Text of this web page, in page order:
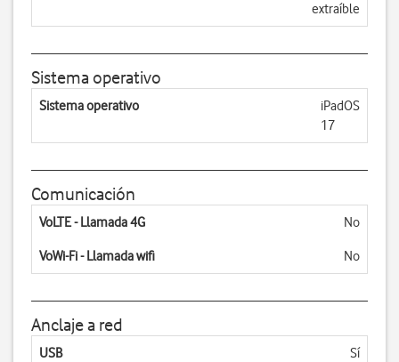
extraíble
Sistema operativo
Sistema operativo
iPadOS
17
Comunicación
VoLTE - Llamada 4G No
VoWi-Fi - Llamada wifi No
Anclaje a red
USB Sí